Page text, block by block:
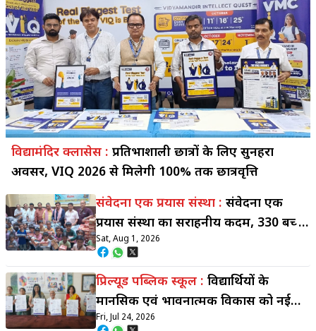
विद्यामंदिर क्लासेस : प्रतिभाशाली छात्रों के लिए सुनहरा
अवसर, VIQ 2026 से मिलेगी 100% तक छात्रवृत्ति
संवेदना एक प्रयास संस्था : संवेदना एक
प्रयास संस्था का सराहनीय कदम, 330 बच्चों
को बांटी शिक्षण सामग्री
Sat, Aug 1, 2026
प्रिल्यूड पब्लिक स्कूल : विद्यार्थियों के
मानसिक एवं भावनात्मक विकास को नई
दिशा देगी Feeling Minds® ई-क्यूब लैब
Fri, Jul 24, 2026